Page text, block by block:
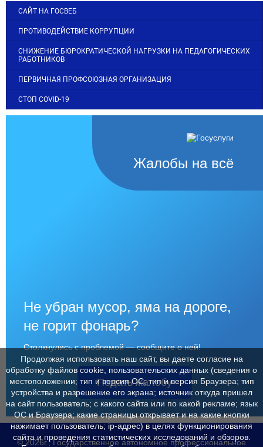
САЙТ НА ГОСВЕБ
ПРОТИВОДЕЙСТВИЕ КОРРУПЦИИ
СНИЖЕНИЕ БЮРОКРАТИЧЕСКОЙ НАГРУЗКИ НА ПЕДАГОГИЧЕСКИХ
РАБОТНИКОВ
ПЕРВИЧНАЯ ПРОФСОЮЗНАЯ ОРГАНИЗАЦИЯ
СТОП COVID-19
Жалобы на всё
Не убран мусор, яма на дороге,
не горит фонарь?
Столкнулись с проблемой — сообщите о ней!
Подать жалобу
© 2026г., Государственное автономное профессиональное
Продолжая использовать наш сайт, вы даете согласие на
обработку файлов cookie, пользовательских данных (сведения о
местоположении; тип и версия ОС; тип и версия Браузера; тип
устройства и разрешение его экрана; источник откуда пришел
на сайт пользователь; с какого сайта или по какой рекламе; язык
ОС и Браузера; какие страницы открывает и на какие кнопки
нажимает пользователь; ip-адрес) в целях функционирования
сайта и проведения статистических исследований и обзоров.